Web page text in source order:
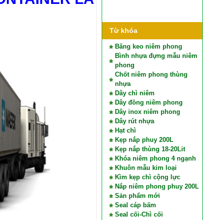
Từ khóa
Băng keo niêm phong
Bình nhựa đựng mẫu niêm
phong
Chốt niêm phong thùng
nhựa
Dây chì niêm
Dây đồng niêm phong
Dây inox niêm phong
Dây rút nhựa
Hạt chì
Kẹp nắp phuy 200L
Kẹp nắp thùng 18-20Lit
Khóa niêm phong 4 ngạnh
Khuôn mẫu kim loại
Kìm kẹp chì cộng lực
Nắp niêm phong phuy 200L
Sản phẩm mới
Seal cáp bấm
Seal cối-Chì cối